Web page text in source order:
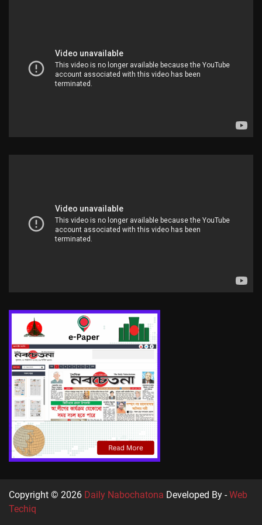
Copyright © 2026 Daily Nabochatona Developed By -Web
Techiq